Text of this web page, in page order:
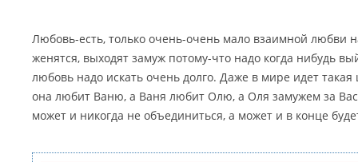
Любовь-есть, только очень-очень мало взаимной любви
женятся, выходят замуж потому-что надо когда нибудь
любовь надо искать очень долго. Даже в мире идет
она любит Ваню, а Ваня любит Олю, а Оля замужем за
может и никогда не объединиться, а может и в конце